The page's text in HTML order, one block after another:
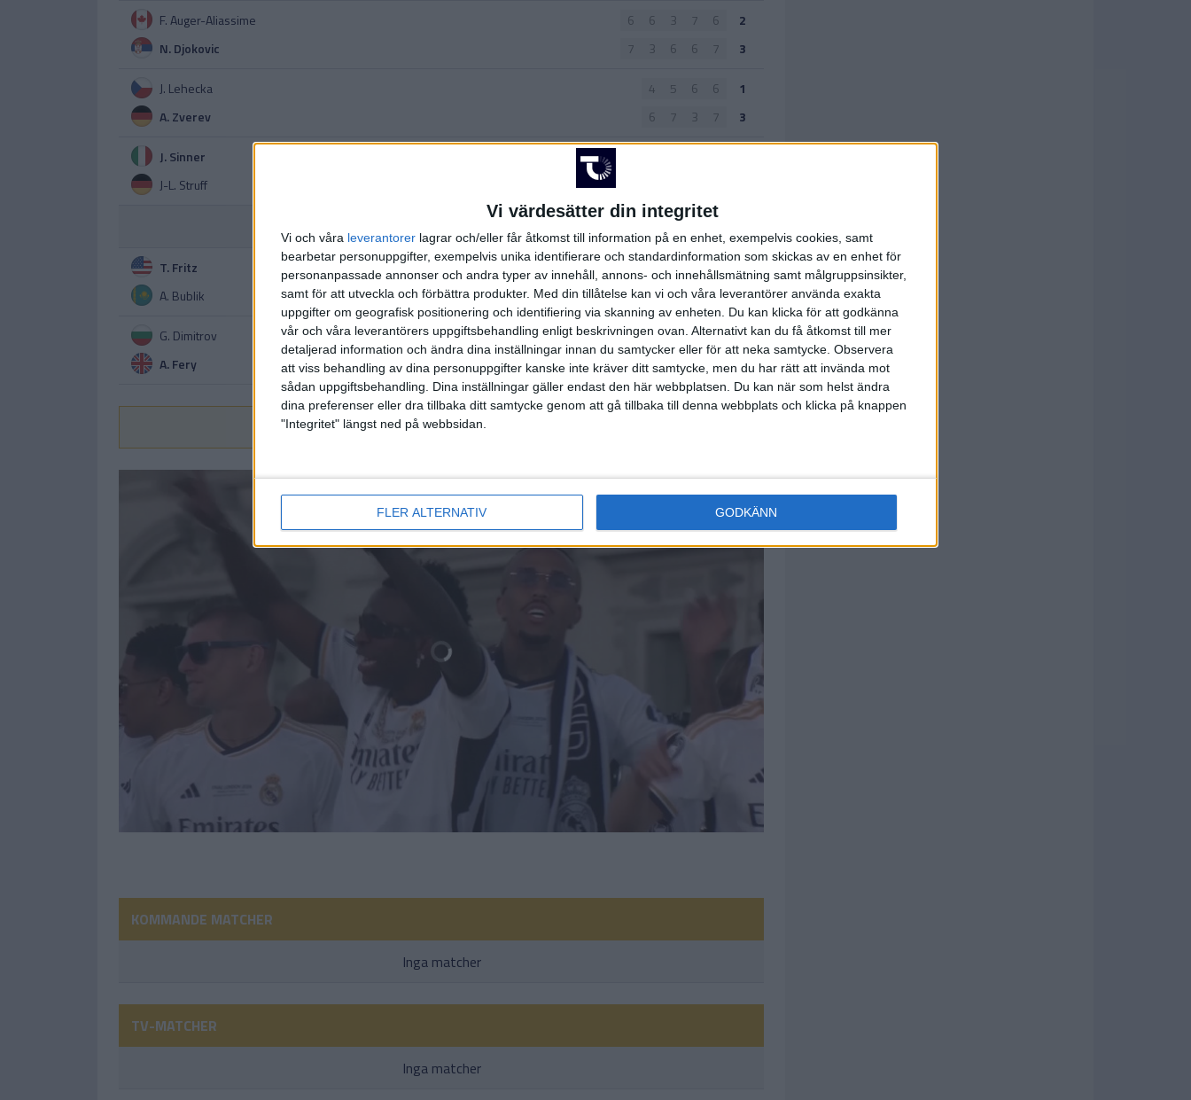
Vi värdesätter din integritet
Vi och våra leverantorer lagrar och/eller får åtkomst till information på en enhet, exempelvis cookies, samt
bearbetar personuppgifter, exempelvis unika identifierare och standardinformation som skickas av en enhet för
personanpassade annonser och andra typer av innehåll, annons- och innehållsmätning samt målgruppsinsikter,
samt för att utveckla och förbättra produkter. Med din tillåtelse kan vi och våra leverantörer använda exakta
uppgifter om geografisk positionering och identifiering via skanning av enheten. Du kan klicka för att godkänna
vår och våra leverantörers uppgiftsbehandling enligt beskrivningen ovan. Alternativt kan du få åtkomst till mer
detaljerad information och ändra dina inställningar innan du samtycker eller för att neka samtycke. Observera
att viss behandling av dina personuppgifter kanske inte kräver ditt samtycke, men du har rätt att invända mot
sådan uppgiftsbehandling. Dina inställningar gäller endast den här webbplatsen. Du kan när som helst ändra
dina preferenser eller dra tillbaka ditt samtycke genom att gå tillbaka till denna webbplats och klicka på knappen
"Integritet" längst ned på webbsidan.
FLER ALTERNATIV GODKÄNN
F. Auger-Aliassime
N. Djokovic
6 6 3 7
6
7
3 6 6 7
2
3
J. Lehecka
A. Zverev
4 5 6
6
6
7 3 7
1
3
J. Sinner
J-L. Struff
T. Fritz
A. Bublik
7 6
6
6
4 4
3
0
G. Dimitrov
A. Fery
5 6 6 4
6
7
3 4 6 7
2
3
Visa fler matcher
KOMMANDE MATCHER
Inga matcher
TV-MATCHER
Inga matcher